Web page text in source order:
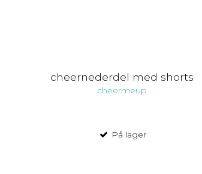
cheernederdel med shorts
cheermeup
På lager